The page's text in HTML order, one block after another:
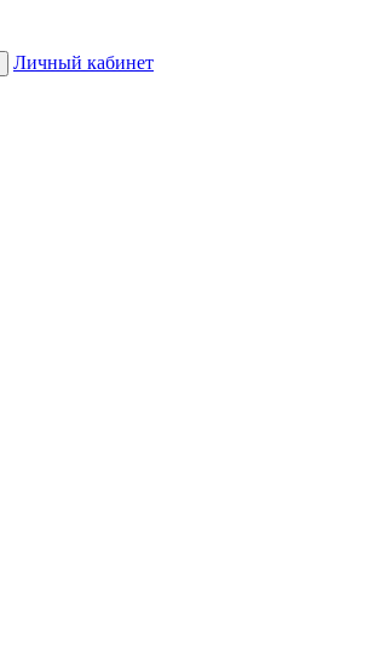
Личный кабинет